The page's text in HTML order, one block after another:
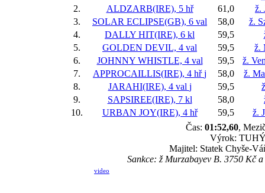
2.
ALDZARB(IRE), 5 hř 61,0
ž.
3.
SOLAR ECLIPSE(GB), 6 val 58,0
ž.
4.
DALLY HIT(IRE), 6 kl 59,5
5.
GOLDEN DEVIL, 4 val 59,5
ž.
6.
JOHNNY WHISTLE, 4 val 59,5
ž.
7.
APPROCAILLIS(IRE), 4 hřj 58,0
ž.
8.
JARAHI(IRE), 4 val j 59,5
9.
SAPSIREE(IRE), 7 kl 58,0
10.
URBAN JOY(IRE), 4 hř 59,5
ž.
Čas: 01:52,60,
Výrok: TUHÝ
Majitel: Statek Chyše-
Sankce: ž Murzabayev B. 3750 Kč
video